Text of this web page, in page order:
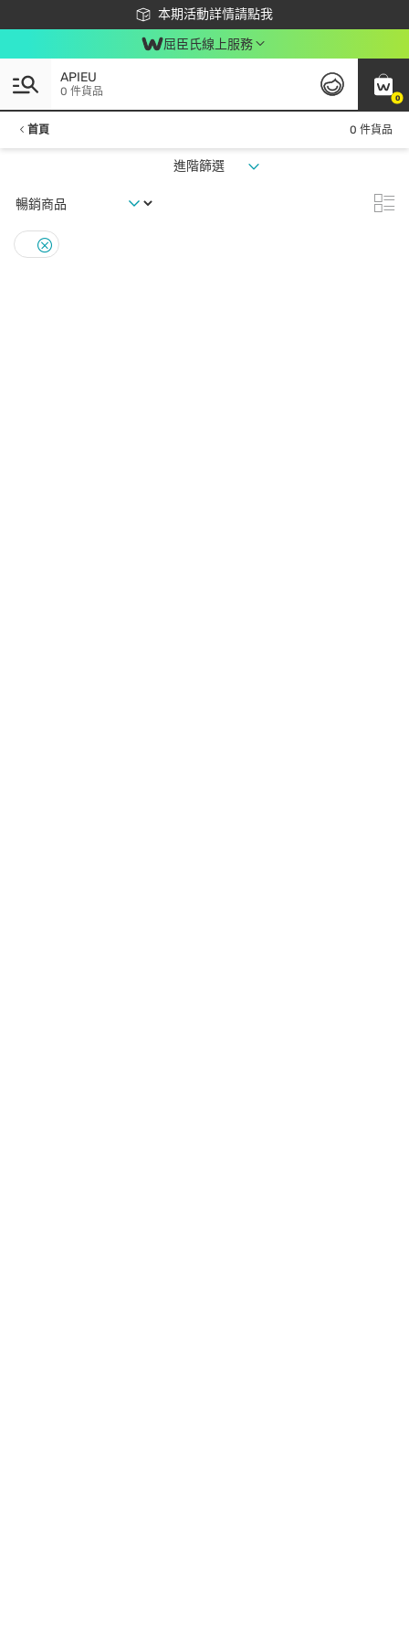
本期活動詳情請點我
下載app最高回饋$350
屈臣氏線上服務
0
APIEU
0 件貨品
首頁 0 件貨品
進階篩選